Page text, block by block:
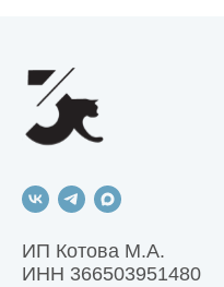
ИП Котова М.А.
ИНН 366503951480